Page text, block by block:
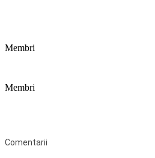
Membri
Membri
Comentarii